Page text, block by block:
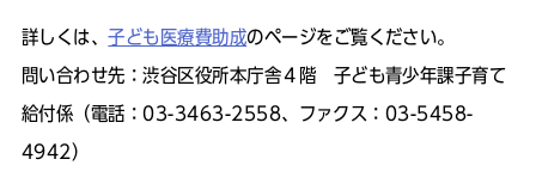
詳しくは、子ども医療費助成のページをご覧ください。
問い合わせ先：渋谷区役所本庁舎４階 子ども青少年課子育て
給付係（電話：03-3463-2558、ファクス：03-5458-
4942）